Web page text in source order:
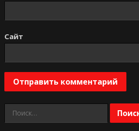
Сайт
Найти: